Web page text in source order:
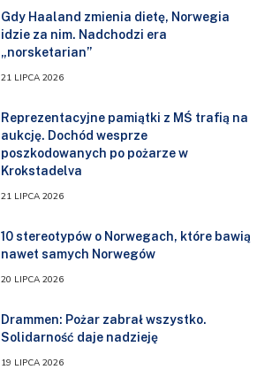
Gdy Haaland zmienia dietę, Norwegia
idzie za nim. Nadchodzi era
„norsketarian”
21 LIPCA 2026
Reprezentacyjne pamiątki z MŚ trafią na
aukcję. Dochód wesprze
poszkodowanych po pożarze w
Krokstadelva
21 LIPCA 2026
10 stereotypów o Norwegach, które bawią
nawet samych Norwegów
20 LIPCA 2026
Drammen: Pożar zabrał wszystko.
Solidarność daje nadzieję
19 LIPCA 2026